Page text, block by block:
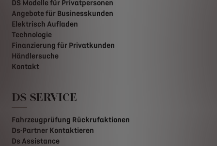
DS Modelle für Privatpersonen
Angebote für Businesskunden
Elektrisch Aufladen
Technologie
Finanzierung für Privatkunden
Händlersuche
Kontakt
DS SERVICE
Fahrzeugprüfung Rückrufaktionen
Ds-Partner Kontaktieren
Ds Assistance